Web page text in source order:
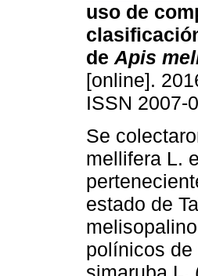
uso de
de Apis
[online].
ISSN 2007-
Se
mellifera L.
estado de
polínicos de